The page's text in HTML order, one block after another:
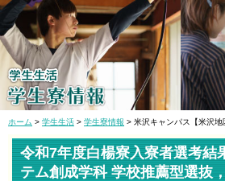
ホーム > 学生生活 > 学生寮情報 > 米沢キャンパス【米沢
令和7年度白楊寮入寮者選考結
テム創成学科 学校推薦型選抜